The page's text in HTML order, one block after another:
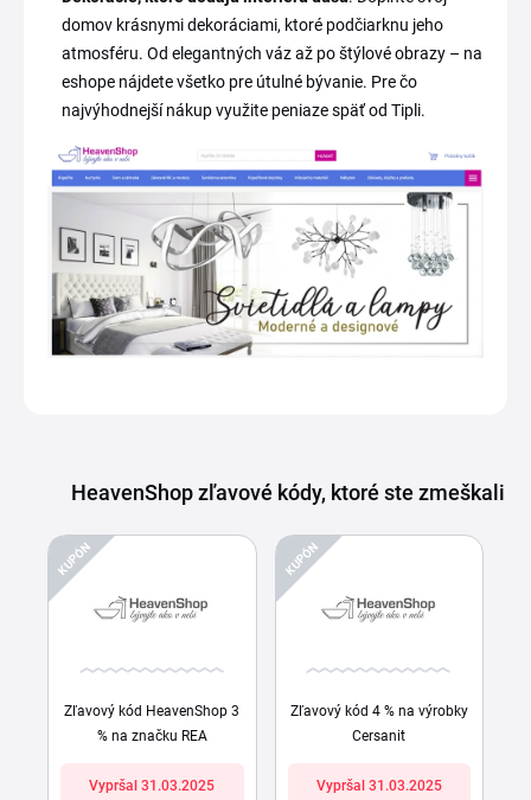
domov krásnymi dekoráciami, ktoré podčiarknu jeho
atmosféru. Od elegantných váz až po štýlové obrazy – na
eshope nájdete všetko pre útulné bývanie. Pre čo
najvýhodnejší nákup využite peniaze späť od Tipli.
HeavenShop zľavové kódy, ktoré ste zmeškali
KUPÓN
Zľavový kód HeavenShop 3
% na značku REA
Vypršal 31.03.2025
KUPÓN
Zľavový kód 4 % na výrobky
Cersanit
Vypršal 31.03.2025